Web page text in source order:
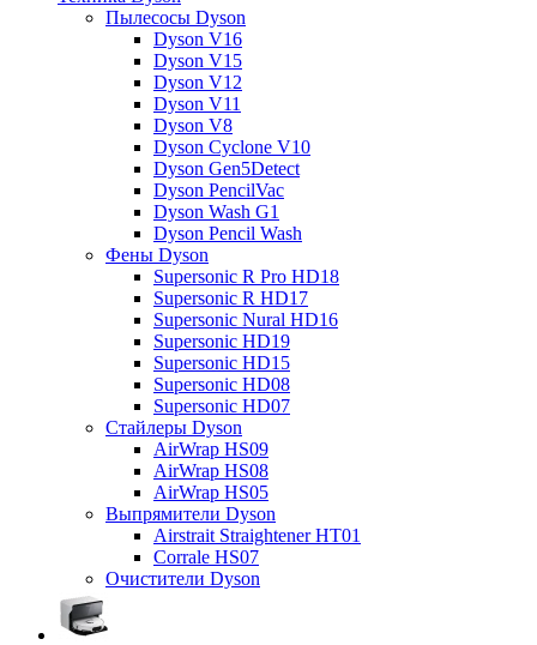
Пылесосы Dyson
Dyson V16
Dyson V15
Dyson V12
Dyson V11
Dyson V8
Dyson Cyclone V10
Dyson Gen5Detect
Dyson PencilVac
Dyson Wash G1
Dyson Pencil Wash
Фены Dyson
Supersonic R Pro HD18
Supersonic R HD17
Supersonic Nural HD16
Supersonic HD19
Supersonic HD15
Supersonic HD08
Supersonic HD07
Стайлеры Dyson
AirWrap HS09
AirWrap HS08
AirWrap HS05
Выпрямители Dyson
Airstrait Straightener HT01
Corrale HS07
Очистители Dyson